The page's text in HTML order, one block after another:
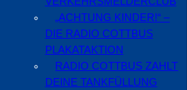
„ACHTUNG KINDER!“ –
DIE RADIO COTTBUS
PLAKATAKTION
RADIO COTTBUS ZAHLT
DEINE TANKFÜLLUNG